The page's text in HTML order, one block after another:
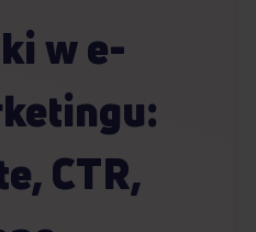
w e-
CTR,